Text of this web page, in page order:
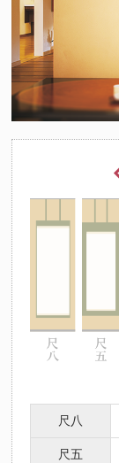
尺八
尺五